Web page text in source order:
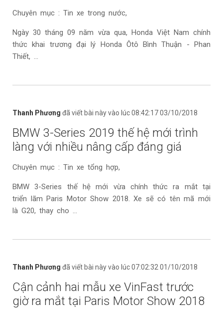
Chuyên mục : Tin xe trong nước,
Ngày 30 tháng 09 năm vừa qua, Honda Việt Nam chính
thức khai trương đại lý Honda Ôtô Bình Thuận - Phan
Thiết, ...
Thanh Phương đã viết bài này vào lúc 08:42:17 03/10/2018
BMW 3-Series 2019 thế hệ mới trình
làng với nhiều nâng cấp đáng giá
Chuyên mục : Tin xe tổng hợp,
BMW 3-Series thế hệ mới vừa chính thức ra mắt tại
triển lãm Paris Motor Show 2018. Xe sẽ có tên mã mới
là G20, thay cho ...
Thanh Phương đã viết bài này vào lúc 07:02:32 01/10/2018
Cận cảnh hai mẫu xe VinFast trước
giờ ra mắt tại Paris Motor Show 2018